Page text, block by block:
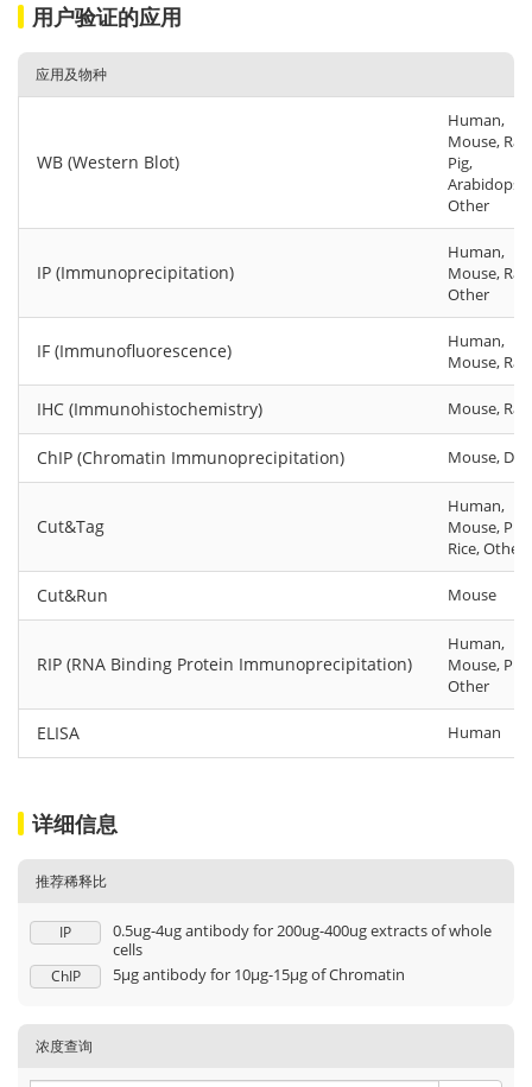
用户验证的应用
应用及物种
WB (Western Blot)
Human,
Mouse, Rat,
Pig,
Other
IP (Immunoprecipitation)
Human,
Mouse, Rat,
Other
IF (Immunofluorescence)
Human,
Mouse, Rat
IHC (Immunohistochemistry) Mouse, Rat
ChIP (Chromatin Immunoprecipitation) Mouse, Dog
Cut&Tag
Human,
Mouse, Pig,
Rice, Other
Cut&Run Mouse
RIP (RNA Binding Protein Immunoprecipitation)
Human,
Mouse, Pig,
Other
ELISA Human
详细信息
推荐稀释比
IP
0.5ug-4ug antibody for 200ug-400ug extracts of whole
cells
ChIP 5μg antibody for 10μg-15μg of Chromatin
浓度查询